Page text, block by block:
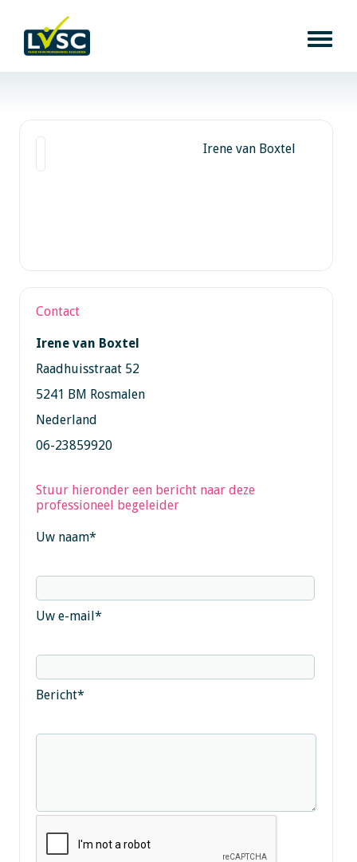
Irene van Boxtel
Contact
Irene van Boxtel
Raadhuisstraat 52
5241 BM Rosmalen
Nederland
06-23859920
Stuur hieronder een bericht naar deze
professioneel begeleider
Uw naam*
Uw e-mail*
Bericht*